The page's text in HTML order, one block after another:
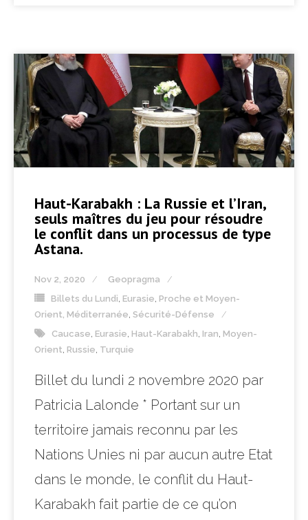
Haut-Karabakh : La Russie et l’Iran,
seuls maîtres du jeu pour résoudre
le conflit dans un processus de type
Astana.
Nov 2, 2020
Geopragma
Billets du Lundi, Eurasie, Proche et Moyen-
Orient, Méditerranée, Sécurité-Défense
Caucase, Eurasie, Haut-Karabakh, Iran, Moyen-
Orient, Russie, Turquie
Billet du lundi 2 novembre 2020 par
Patricia Lalonde * Portant sur un
territoire jamais reconnu par les
Nations Unies ni par aucun autre Etat
dans le monde, le conflit du Haut-
Karabakh fait partie de ce qu’on